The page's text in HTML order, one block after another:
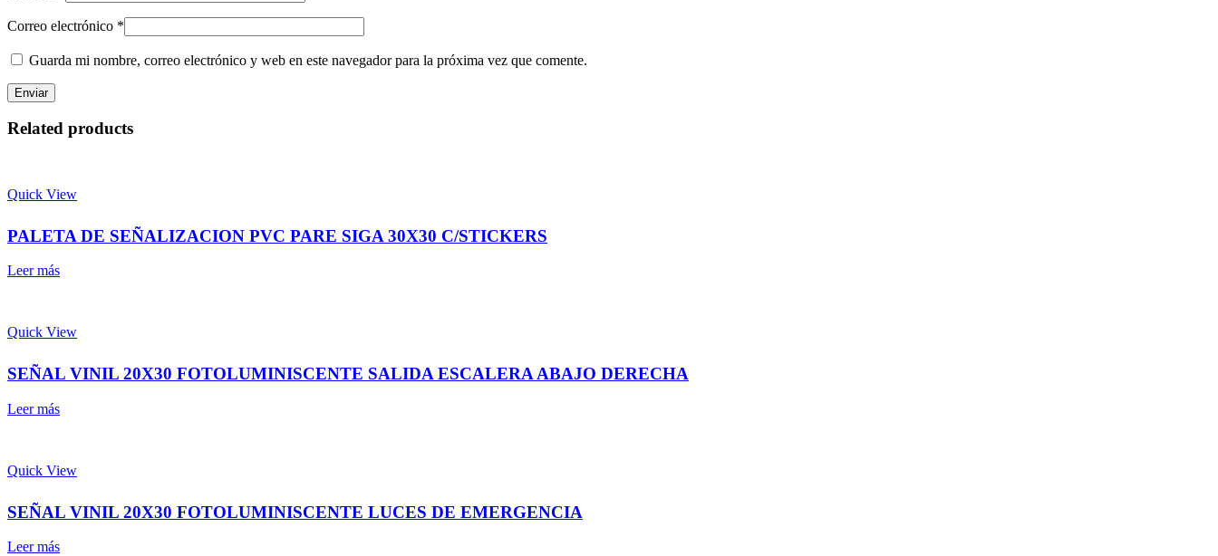
Correo electrónico *
Guarda mi nombre, correo electrónico y web en este navegador para la próxima vez que comente.
Related products
Quick View
PALETA DE SEÑALIZACION PVC PARE SIGA 30X30 C/STICKERS
Leer más
Quick View
SEÑAL VINIL 20X30 FOTOLUMINISCENTE SALIDA ESCALERA ABAJO DERECHA
Leer más
Quick View
SEÑAL VINIL 20X30 FOTOLUMINISCENTE LUCES DE EMERGENCIA
Leer más